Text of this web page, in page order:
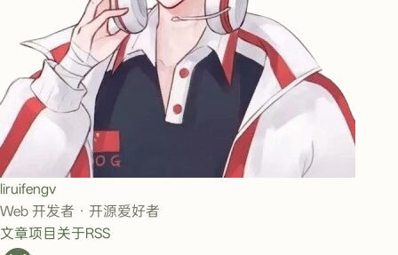
liruifengv
Web 开发者 · 开源爱好者
文章项目 关于RSS